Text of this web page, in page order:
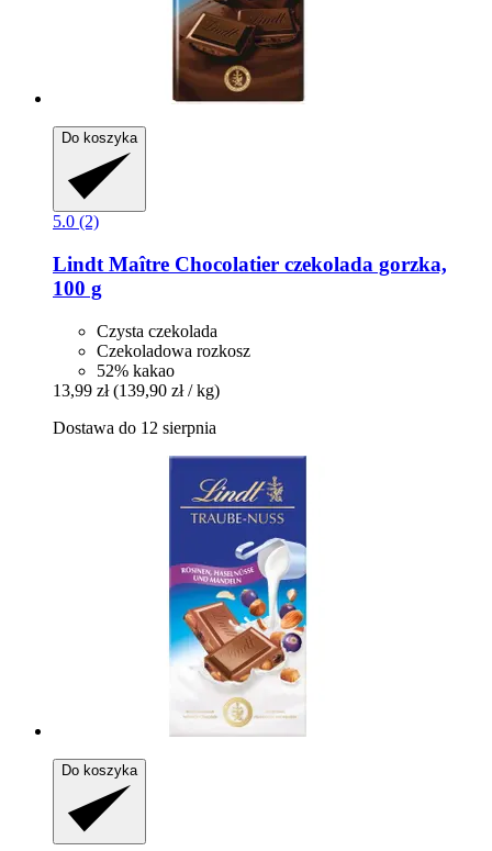
Do koszyka
5.0 (2)
Lindt Maître Chocolatier czekolada gorzka,
100 g
Czysta czekolada
Czekoladowa rozkosz
52% kakao
13,99 zł (139,90 zł / kg)
Dostawa do 12 sierpnia
Do koszyka